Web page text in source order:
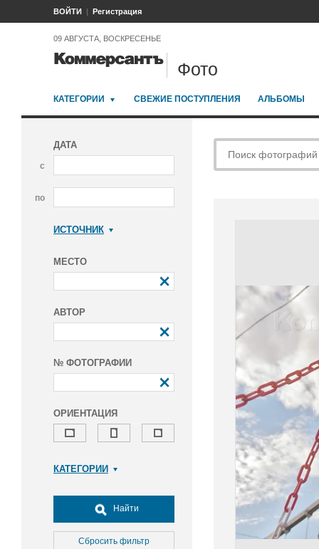
ВОЙТИ Регистрация
09 АВГУСТА, ВОСКРЕСЕНЬЕ
Фото
КАТЕГОРИИ СВЕЖИЕ ПОСТУПЛЕНИЯ АЛЬБОМЫ
ДАТА
с
по
ИСТОЧНИК
МЕСТО
АВТОР
№ ФОТОГРАФИИ
ОРИЕНТАЦИЯ
КАТЕГОРИИ
Досуг, туризм и отдых
Культура
Медицина
Найти
Сбросить фильтр